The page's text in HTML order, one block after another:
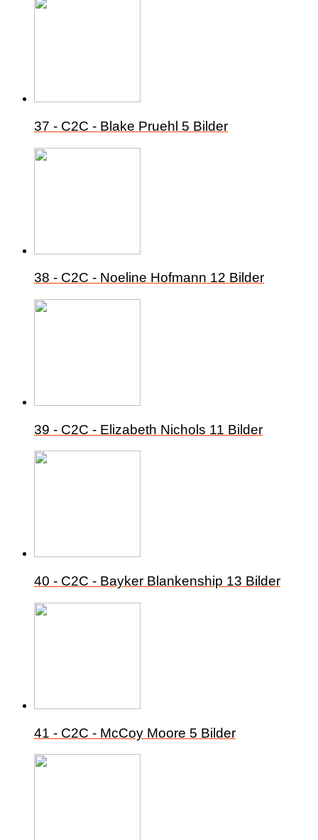
37 - C2C - Blake Pruehl 5 Bilder
38 - C2C - Noeline Hofmann 12 Bilder
39 - C2C - Elizabeth Nichols 11 Bilder
40 - C2C - Bayker Blankenship 13 Bilder
41 - C2C - McCoy Moore 5 Bilder